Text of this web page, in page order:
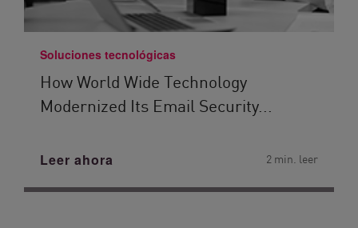
Soluciones tecnológicas
How World Wide Technology
Modernized Its Email Security...
Leer ahora 2 min. leer